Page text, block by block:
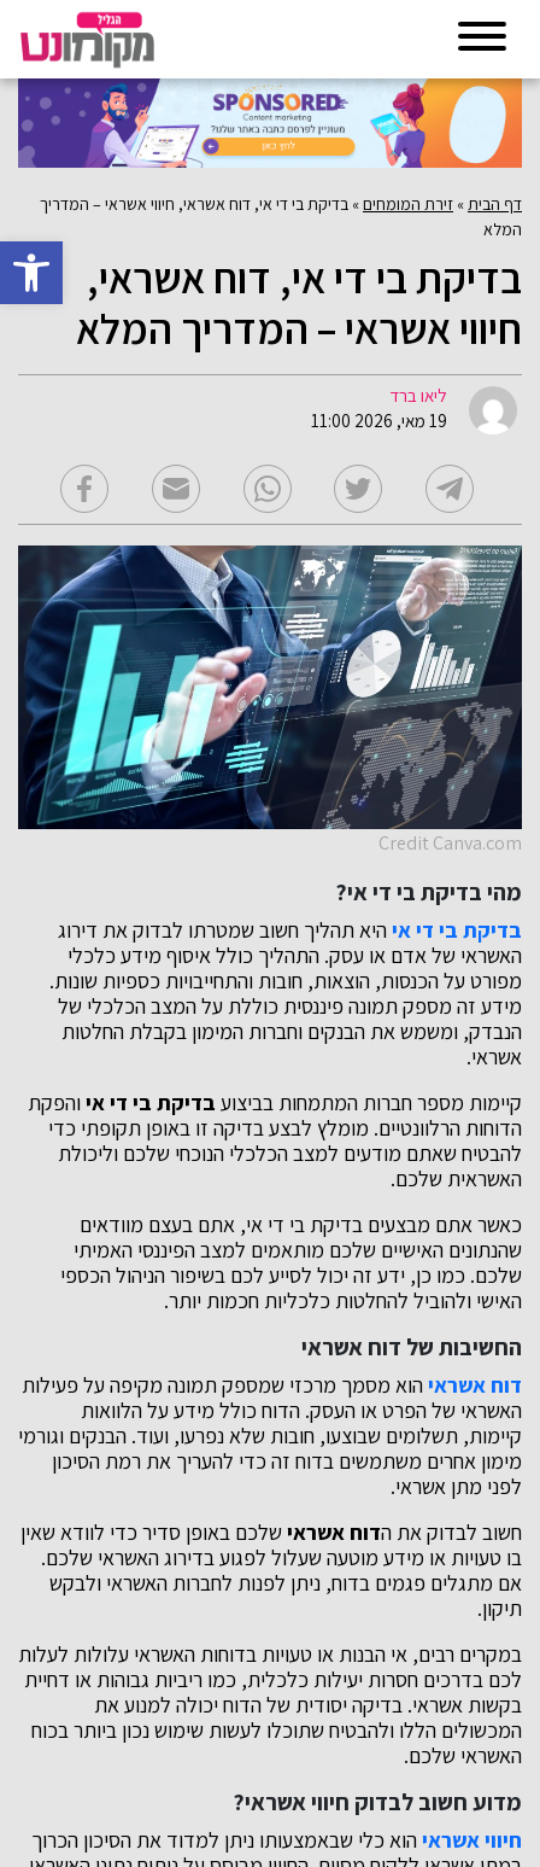
פתח
דף הבית » זירת המומחים» בדיקת בי די אי, דוח אשראי, חיווי אשראי – המדריך
המלא
בדיקת בי די אי, דוח אשראי,
חיווי אשראי – המדריך המלא
ליאו ברד
19 מאי, 2026 11:00
Credit Canva.com
מהי בדיקת בי די אי?
בדיקת בי די איהיא תהליך חשוב שמטרתו לבדוק את דירוג
האשראי של אדם או עסק. התהליך כולל איסוף מידע כלכלי
מפורט על הכנסות, הוצאות, חובות והתחייבויות כספיות שונות.
מידע זה מספק תמונה פיננסית כוללת על המצב הכלכלי של
הנבדק, ומשמש את הבנקים וחברות המימון בקבלת החלטות
אשראי.
קיימות מספר חברות המתמחות בביצוע בדיקת בי די איוהפקת
הדוחות הרלוונטיים. מומלץ לבצע בדיקה זו באופן תקופתי כדי
להבטיח שאתם מודעים למצב הכלכלי הנוכחי שלכם וליכולת
האשראית שלכם.
כאשר אתם מבצעים בדיקת בי די אי, אתם בעצם מוודאים
שהנתונים האישיים שלכם מותאמים למצב הפיננסי האמיתי
שלכם. כמו כן, ידע זה יכול לסייע לכם בשיפור הניהול הכספי
האישי ולהוביל להחלטות כלכליות חכמות יותר.
החשיבות של דוח אשראי
דוח אשראיהוא מסמך מרכזי שמספק תמונה מקיפה על פעילות
האשראי של הפרט או העסק. הדוח כולל מידע על הלוואות
קיימות, תשלומים שבוצעו, חובות שלא נפרעו, ועוד. הבנקים וגורמי
מימון אחרים משתמשים בדוח זה כדי להעריך את רמת הסיכון
לפני מתן אשראי.
חשוב לבדוק את הדוח אשראי שלכם באופן סדיר כדי לוודא שאין
בו טעויות או מידע מוטעה שעלול לפגוע בדירוג האשראי שלכם.
אם מתגלים פגמים בדוח, ניתן לפנות לחברות האשראי ולבקש
תיקון.
במקרים רבים, אי הבנות או טעויות בדוחות האשראי עלולות לעלות
לכם בדרכים חסרות יעילות כלכלית, כמו ריביות גבוהות או דחיית
בקשות אשראי. בדיקה יסודית של הדוח יכולה למנוע את
המכשולים הללו ולהבטיח שתוכלו לעשות שימוש נכון ביותר בכוח
האשראי שלכם.
מדוע חשוב לבדוק חיווי אשראי?
חיווי אשראיהוא כלי שבאמצעותו ניתן למדוד את הסיכון הכרוך